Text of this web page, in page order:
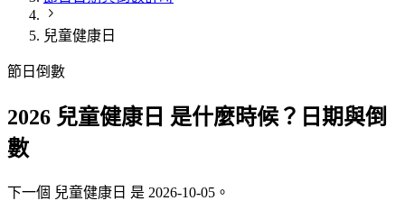
兒童健康日
節日倒數
2026 兒童健康日 是什麼時候？日期與倒
數
下一個 兒童健康日 是 2026-10-05。